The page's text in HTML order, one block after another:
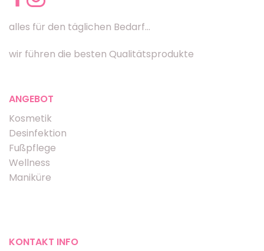
alles für den täglichen Bedarf...
wir führen die besten Qualitätsprodukte
ANGEBOT
Kosmetik
Desinfektion
Fußpflege
Wellness
Maniküre
KONTAKT INFO